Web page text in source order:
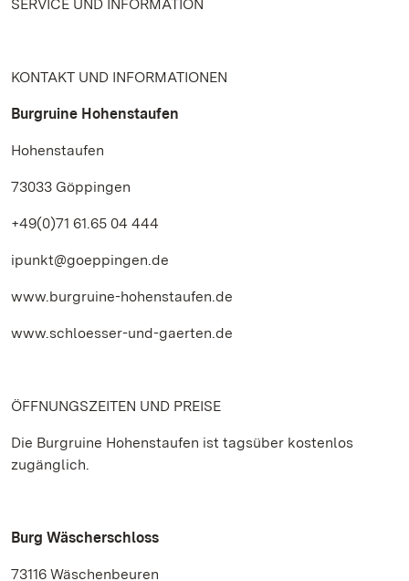
SERVICE UND INFORMATION
KONTAKT UND INFORMATIONEN
Burgruine Hohenstaufen
Hohenstaufen
73033 Göppingen
+49(0)71 61.65 04 444
ipunkt@goeppingen.de
www.burgruine-hohenstaufen.de
www.schloesser-und-gaerten.de
ÖFFNUNGSZEITEN UND PREISE
Die Burgruine Hohenstaufen ist tagsüber kostenlos
zugänglich.
Burg Wäscherschloss
73116 Wäschenbeuren